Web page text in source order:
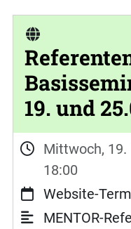
19. und
Mittwoch, 19.
18:00
Website-
MENTOR-